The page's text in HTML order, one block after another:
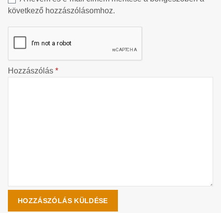
következő hozzászólásomhoz.
Hozzászólás *